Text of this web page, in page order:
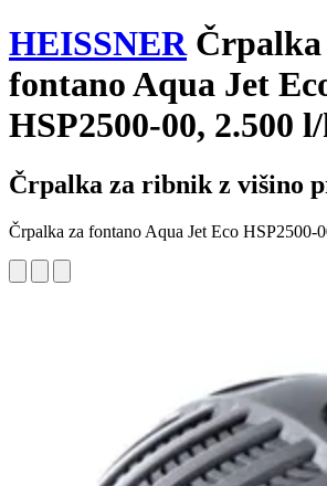
HEISSNERČrpalka
fontano Aqua Jet
HSP2500-00, 2.500
Črpalka za ribnik z višino
Črpalka za fontano Aqua Jet Eco HSP2500-